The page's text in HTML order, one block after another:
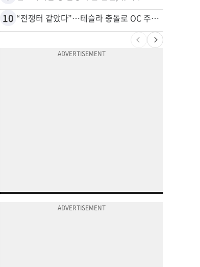
10 “전쟁터 같았다”…테슬라 충돌로 OC 주택 4채 파손